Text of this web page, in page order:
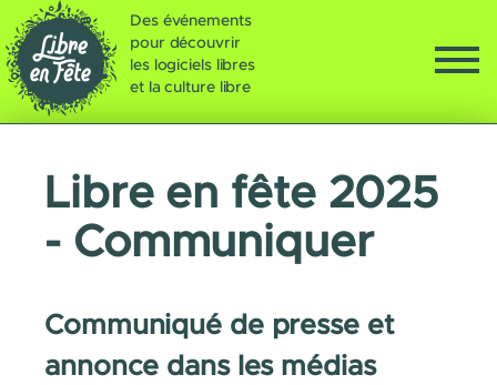
Des événements
pour découvrir
les logiciels libres
et la culture libre
Libre en fête 2025
- Communiquer
Communiqué de presse et
annonce dans les médias